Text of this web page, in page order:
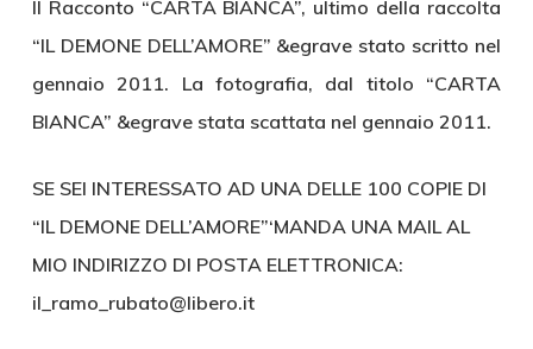
Il Racconto “CARTA BIANCA”, ultimo della raccolta
“IL DEMONE DELL’AMORE” &egrave stato scritto nel
gennaio 2011. La fotografia, dal titolo “CARTA
BIANCA” &egrave stata scattata nel gennaio 2011.
SE SEI INTERESSATO AD UNA DELLE 100 COPIE DI
“IL DEMONE DELL’AMORE”‘MANDA UNA MAIL AL
MIO INDIRIZZO DI POSTA ELETTRONICA:
il_ramo_rubato@libero.it